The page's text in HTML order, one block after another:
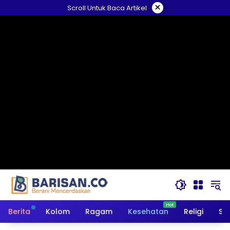
ke
Scroll Untuk Baca Artikel ×
Berita Kolom Ragam Kesehatan Religi